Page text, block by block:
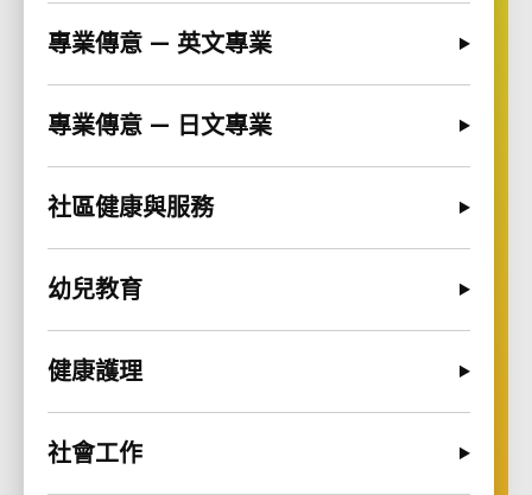
專業傳意 — 英文專業
專業傳意 — 日文專業
社區健康與服務
幼兒教育
健康護理
社會工作